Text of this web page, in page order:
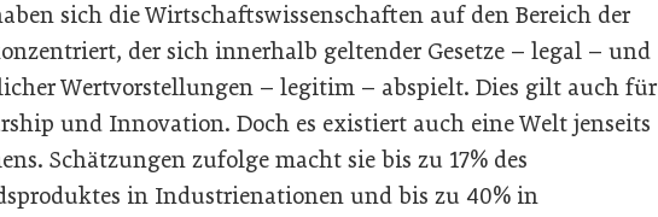
sich die Wirtschaftswissenschaften auf den Bereich der
der sich innerhalb geltender Gesetze – legal – und
Wertvorstellungen – legitim – abspielt. Dies gilt auch für
und Innovation. Doch es existiert auch eine Welt jenseits
Schätzungen zufolge macht sie bis zu 17% des
in Industrienationen und bis zu 40% in